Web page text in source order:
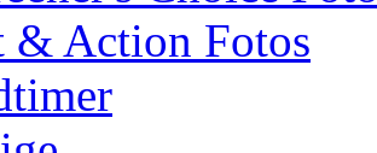
& Action Fotos